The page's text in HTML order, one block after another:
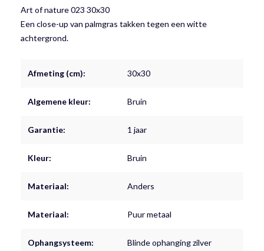
Art of nature 023 30x30
Een close-up van palmgras takken tegen een witte
achtergrond.
Afmeting (cm): 30x30
Algemene kleur: Bruin
Garantie: 1 jaar
Kleur: Bruin
Materiaal: Anders
Materiaal: Puur metaal
Ophangsysteem: Blinde ophanging zilver